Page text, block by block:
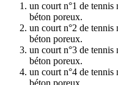
un court n°1 de tennis
béton poreux.
un court n°2 de tennis
béton poreux.
un court n°3 de tennis
béton poreux.
un court n°4 de tennis
béton poreux.